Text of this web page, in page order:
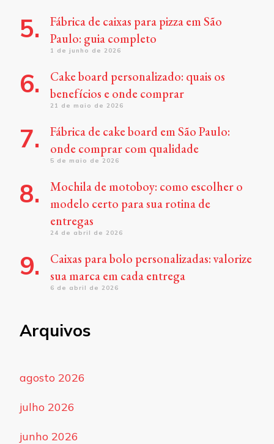
Fábrica de caixas para pizza em São
Paulo: guia completo
1 de junho de 2026
Cake board personalizado: quais os
benefícios e onde comprar
21 de maio de 2026
Fábrica de cake board em São Paulo:
onde comprar com qualidade
5 de maio de 2026
Mochila de motoboy: como escolher o
modelo certo para sua rotina de
entregas
24 de abril de 2026
Caixas para bolo personalizadas: valorize
sua marca em cada entrega
6 de abril de 2026
Arquivos
agosto 2026
julho 2026
junho 2026